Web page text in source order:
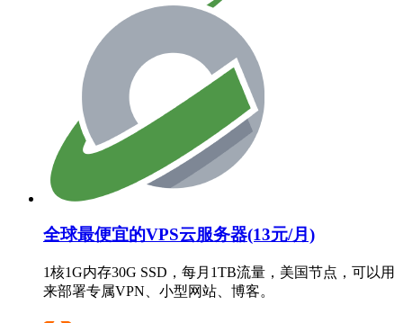
全球最便宜的VPS云服务器(13元/月)
1核1G内存30G SSD，每月1TB流量，美国节点，可以用
来部署专属VPN、小型网站、博客。